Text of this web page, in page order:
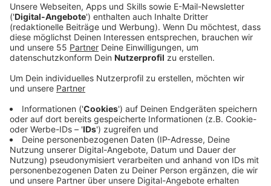
Ein Promi, keine Fragen und fünf
Gegenstände
Anzeige
Wenn ein Popstar, Comedian, Schauspieler oder
Politiker bei uns zu Besuch ist, stellt er sich auch dem
besonderen Video-Interview „Fünf für". Dabei wird
keine einzige Frage gestellt, sondern dem Gast
einfach fünf Dinge in die Hand gedrückt, zu denen er
das erzählt, was ihm als Erstes einfällt. Keine